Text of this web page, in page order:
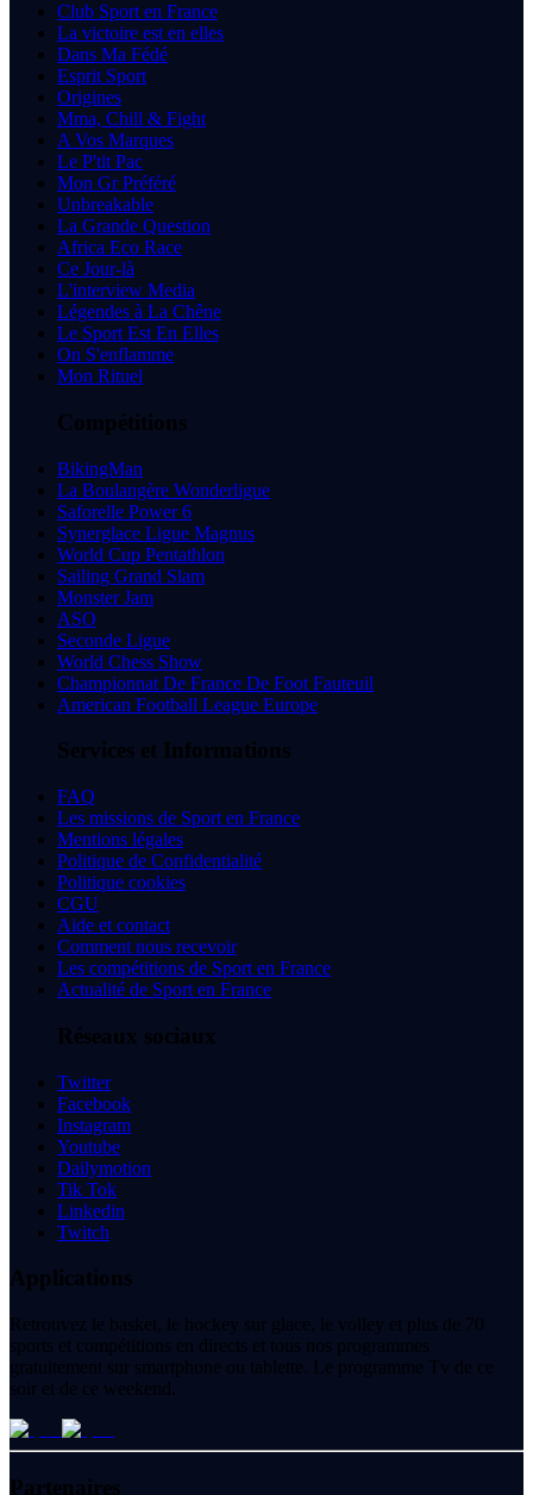
Club Sport en France
La victoire est en elles
Dans Ma Fédé
Esprit Sport
Origines
Mma, Chill & Fight
A Vos Marques
Le P'tit Pac
Mon Gr Préféré
Unbreakable
La Grande Question
Africa Eco Race
Ce Jour-là
L'interview Media
Légendes à La Chêne
Le Sport Est En Elles
On S'enflamme
Mon Rituel
Compétitions
BikingMan
La Boulangère Wonderligue
Saforelle Power 6
Synerglace Ligue Magnus
World Cup Pentathlon
Sailing Grand Slam
Monster Jam
ASO
Seconde Ligue
World Chess Show
Championnat De France De Foot Fauteuil
American Football League Europe
Services et Informations
FAQ
Les missions de Sport en France
Mentions légales
Politique de Confidentialité
Politique cookies
CGU
Aide et contact
Comment nous recevoir
Les compétitions de Sport en France
Actualité de Sport en France
Réseaux sociaux
Twitter
Facebook
Instagram
Youtube
Dailymotion
Tik Tok
Linkedin
Twitch
Applications
Retrouvez le basket, le hockey sur glace, le volley et plus de 70
sports et compétitions en directs et tous nos programmes
gratuitement sur smartphone ou tablette. Le programme Tv de ce
soir et de ce weekend.
Partenaires